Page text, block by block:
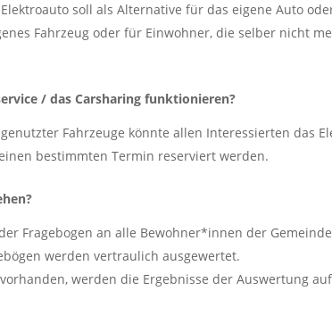
soll als Alternative für das eigene Auto
Fahrzeug oder für Einwohner, die selber nicht
/ das Carsharing funktionieren?
Fahrzeuge könnte allen Interessierten das
bestimmten Termin reserviert werden.
Fragebogen an alle Bewohner*innen der
werden vertraulich ausgewertet.
werden die Ergebnisse der Auswertung